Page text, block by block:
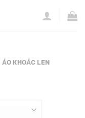
ÁO KHOÁC LEN